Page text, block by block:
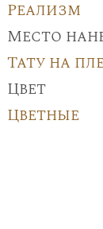
Реализм
Место
Тату на
Цвет
Цветные